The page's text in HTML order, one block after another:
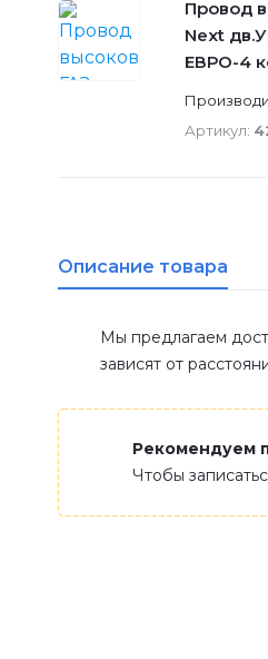
Провод
Next
ЕВРО-4
Артикул:
Описание товара
Мы предлагаем
зависят от
Рекомендуем
Чтобы